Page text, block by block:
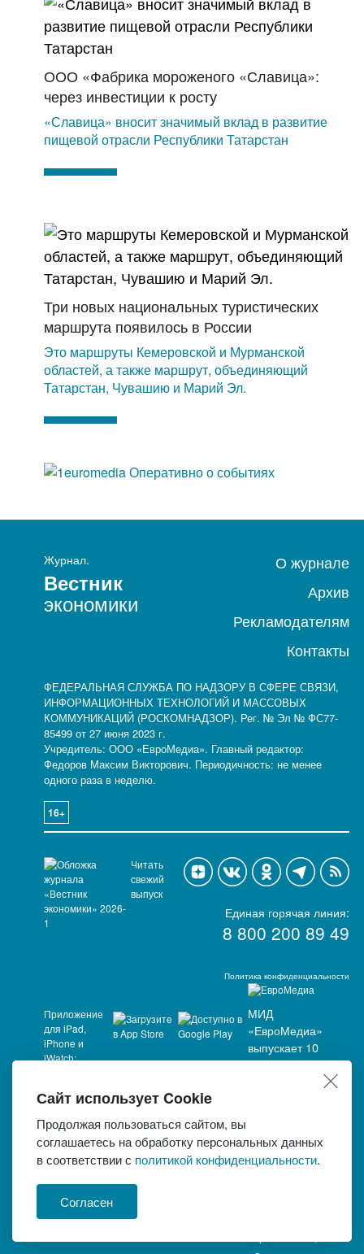
ООО «Фабрика мороженого «Славица»:
через инвестиции к росту
«Славица» вносит значимый вклад в развитие
пищевой отрасли Республики Татарстан
Три новых национальных туристических
маршрута появилось в России
Это маршруты Кемеровской и Мурманской
областей, а также маршрут, объединяющий
Татарстан, Чувашию и Марий Эл.
Журнал.
Вестник
экономики
16+
ФЕДЕРАЛЬНАЯ СЛУЖБА ПО НАДЗОРУ В СФЕРЕ СВЯЗИ,
ИНФОРМАЦИОННЫХ ТЕХНОЛОГИЙ И МАССОВЫХ
КОММУНИКАЦИЙ (РОСКОМНАДЗОР). Рег. № Эл № ФС77-
85499 от 27 июня 2023 г.
Учредитель: ООО «ЕвроМедиа». Главный редактор:
Федоров Максим Викторович. Периодичность: не менее
одного раза в неделю.
О журнале
Архив
Рекламодателям
Контакты
МИД
«ЕвроМедиа»
выпускает 10
изданий:
«Здравоохранение
России»,
Читать
свежий
выпуск
Приложение
для iPad,
iPhone и
iWatch:
Единая горячая линия:
8 800 200 89 49
Политика конфиденциальности
Сайт использует Cookie
Продолжая пользоваться сайтом, вы
соглашаетесь на обработку персональных данных
в соответствии с политикой конфиденциальности.
Согласен